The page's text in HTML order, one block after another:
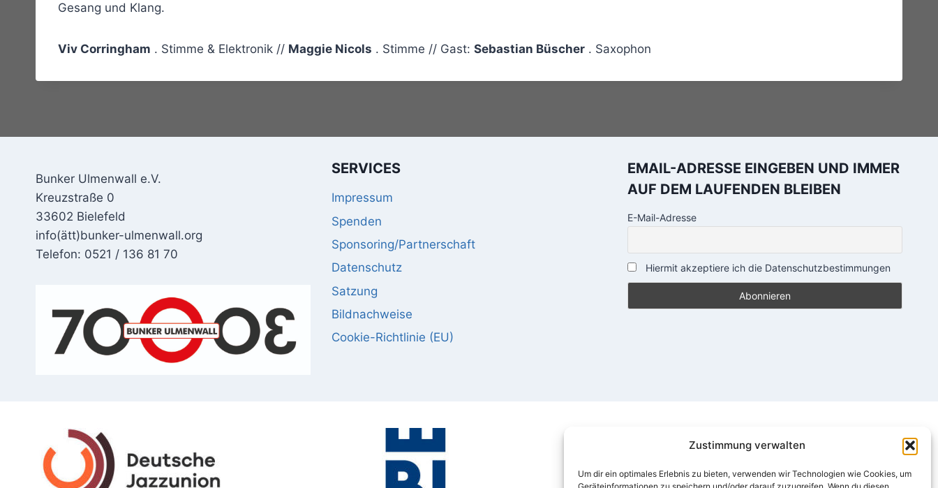
Zustimmung verwalten
Um dir ein optimales Erlebnis zu bieten, verwenden wir Technologien wie Cookies, um
Gesang und Klang.
Viv Corringham . Stimme & Elektronik // Maggie Nicols . Stimme // Gast: Sebastian Büscher . Saxophon
Bunker Ulmenwall e.V.
Kreuzstraße 0
33602 Bielefeld
info(ätt)bunker-ulmenwall.org
Telefon: 0521 / 136 81 70
SERVICES
Impressum
Spenden
Sponsoring/Partnerschaft
Datenschutz
Satzung
Bildnachweise
Cookie-Richtlinie (EU)
EMAIL-ADRESSE EINGEBEN UND IMMER
AUF DEM LAUFENDEN BLEIBEN
E-Mail-Adresse
Hiermit akzeptiere ich die Datenschutzbestimmungen